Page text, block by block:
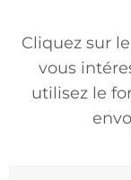
Cliquez sur
vous
utilisez le